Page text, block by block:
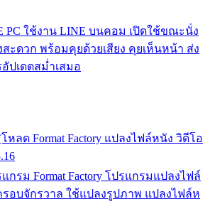
PC ใช้งาน LINE บนคอม เปิดใช้ขณะนั่ง
ะดวก พร้อมคุยด้วยเสียง คุยเห็นหน้า ส่ง
ปเดตสม่ำเสมอ
(โหลด Format Factory แปลงไฟล์หนัง วิดีโอ
กรม Format Factory โปรแกรมแปลงไฟล์
รอบจักรวาล ใช้แปลงรูปภาพ แปลงไฟล์ห